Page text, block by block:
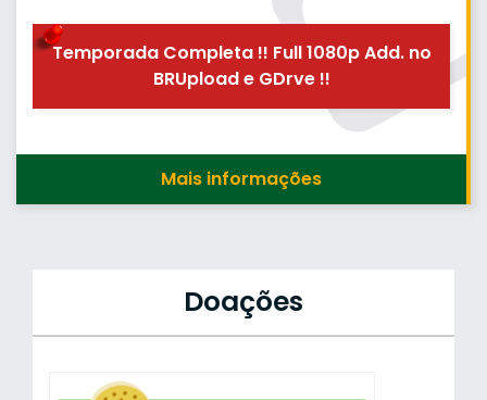
Temporada Completa !! Full 1080p Add. no
BRUpload e GDrve !!
Mais informações
Doações